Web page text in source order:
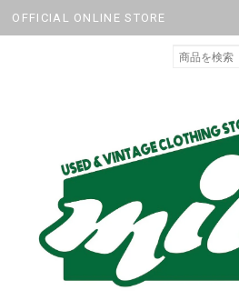
OFFICIAL ONLINE STORE